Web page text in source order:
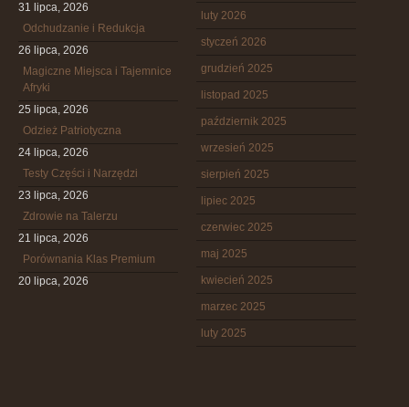
31 lipca, 2026
Odchudzanie i Redukcja
26 lipca, 2026
Magiczne Miejsca i Tajemnice
Afryki
25 lipca, 2026
Odzież Patriotyczna
24 lipca, 2026
Testy Części i Narzędzi
23 lipca, 2026
Zdrowie na Talerzu
21 lipca, 2026
Porównania Klas Premium
20 lipca, 2026
luty 2026
styczeń 2026
grudzień 2025
listopad 2025
październik 2025
wrzesień 2025
sierpień 2025
lipiec 2025
czerwiec 2025
maj 2025
kwiecień 2025
marzec 2025
luty 2025